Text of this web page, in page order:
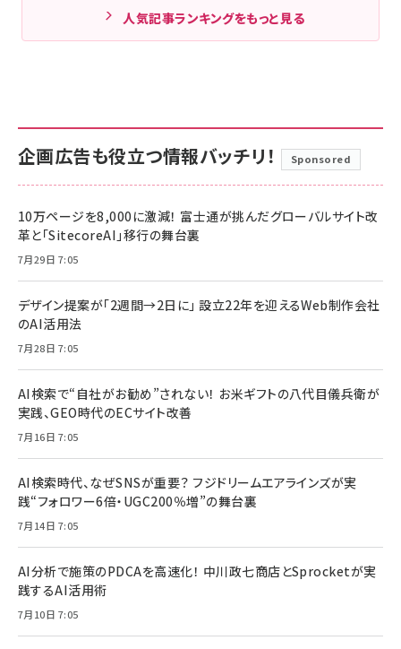
人気記事ランキングをもっと見る
企画広告も役立つ情報バッチリ！ Sponsored
10万ページを8,000に激減！ 富士通が挑んだグローバルサイト改
革と「SitecoreAI」移行の舞台裏
7月29日 7:05
デザイン提案が「2週間→2日に」 設立22年を迎えるWeb制作会社
のAI活用法
7月28日 7:05
AI検索で“自社がお勧め”されない！ お米ギフトの八代目儀兵衛が
実践、GEO時代のECサイト改善
7月16日 7:05
AI検索時代、なぜSNSが重要？ フジドリームエアラインズが実
践“フォロワー6倍・UGC200％増”の舞台裏
7月14日 7:05
AI分析で施策のPDCAを高速化！ 中川政七商店とSprocketが実
践するAI活用術
7月10日 7:05